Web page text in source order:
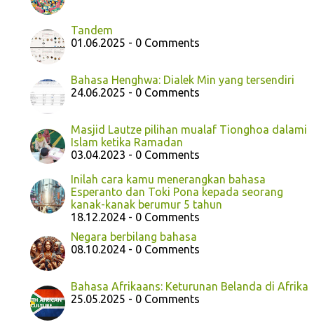
Tandem
01.06.2025 - 0 Comments
Bahasa Henghwa: Dialek Min yang tersendiri
24.06.2025 - 0 Comments
Masjid Lautze pilihan mualaf Tionghoa dalami
Islam ketika Ramadan
03.04.2023 - 0 Comments
Inilah cara kamu menerangkan bahasa
Esperanto dan Toki Pona kepada seorang
kanak-kanak berumur 5 tahun
18.12.2024 - 0 Comments
Negara berbilang bahasa
08.10.2024 - 0 Comments
Bahasa Afrikaans: Keturunan Belanda di Afrika
25.05.2025 - 0 Comments